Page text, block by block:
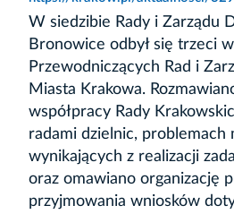
W siedzibie Rady i Zarządu
Bronowice odbył się trzeci
Przewodniczących Rad i
Miasta Krakowa.
współpracy Rady
radami dzielnic, problemach
wynikających z realizacji
oraz omawiano organizację
przyjmowania wniosków